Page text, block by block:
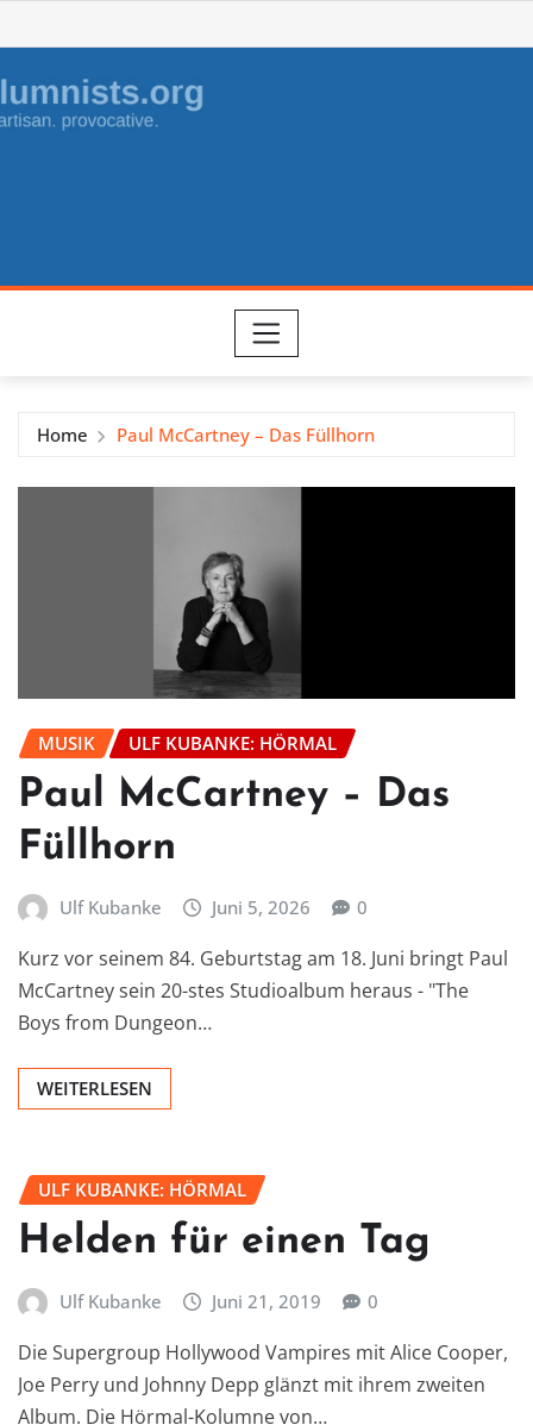
to
content
Home Paul McCartney – Das Füllhorn
MUSIK ULF KUBANKE: HÖRMAL
Paul McCartney – Das
Füllhorn
Ulf Kubanke Juni 5, 2026 0
Kurz vor seinem 84. Geburtstag am 18. Juni bringt Paul
McCartney sein 20-stes Studioalbum heraus - "The
Boys from Dungeon…
WEITERLESEN
ULF KUBANKE: HÖRMAL
Helden für einen Tag
Ulf Kubanke Juni 21, 2019 0
Die Supergroup Hollywood Vampires mit Alice Cooper,
Joe Perry und Johnny Depp glänzt mit ihrem zweiten
Album. Die Hörmal-Kolumne von…